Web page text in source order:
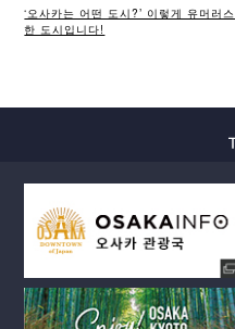
‘오사카는 어떤 도시?’ 이렇게 유머러스
한 도시입니다!